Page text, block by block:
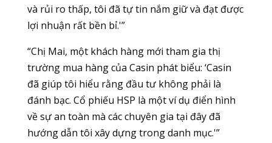
và rủi ro thấp, tôi đã tự tin nắm giữ và đạt được
lợi nhuận rất bền bỉ.'”
“Chị Mai, một khách hàng mới tham gia thị
trường mua hàng của Casin phát biểu: ‘Casin
đã giúp tôi hiểu rằng đầu tư không phải là
đánh bạc. Cổ phiếu HSP là một ví dụ điển hình
về sự an toàn mà các chuyên gia tại đây đã
hướng dẫn tôi xây dựng trong danh mục.'”